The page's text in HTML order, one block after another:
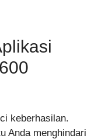
keberhasilan.
Anda menghindari